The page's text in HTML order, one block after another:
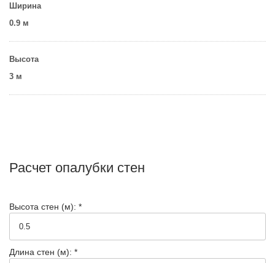
Ширина
0.9 м
Высота
3 м
Расчет опалубки стен
Высота стен (м): *
Длина стен (м): *